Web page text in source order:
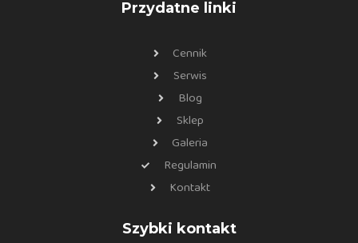
Przydatne linki
Cennik
Serwis
Blog
Sklep
Galeria
Regulamin
Kontakt
Szybki kontakt